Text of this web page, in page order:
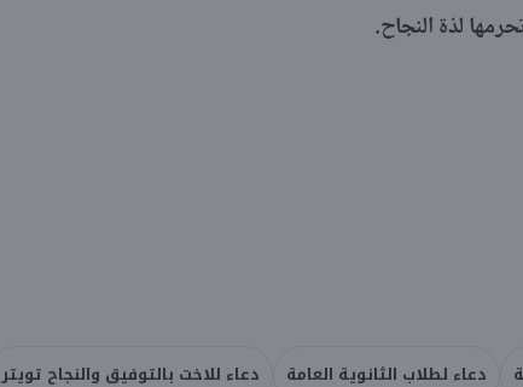
لذة النجاح.
دعاء لطلاب الثانوية العامة
دعاء للاخت بالتوفيق والنجاح تويتر